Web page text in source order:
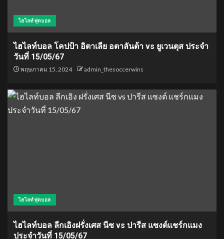
ไฮไลท์ฟุตบอล
ไฮไลท์บอล โคปป้า อิตาเลีย อตาลันต้า vs ยูเวนตุส ประจำ
วันที่ 15/05/67
พฤษภาคม 15, 2024 admin_thesoccerwins
ไฮไลท์ฟุตบอล
ไฮไลท์บอล ลีกเอิงฝรั่งเศส นีซ vs ปารีส แซงต์แชร์กแมง
ประจำวันที่ 15/05/67